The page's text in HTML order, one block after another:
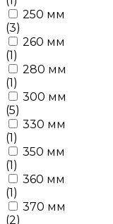
250 мм
(3)
260 мм
(1)
280 мм
(1)
300 мм
(5)
330 мм
(1)
350 мм
(1)
360 мм
(1)
370 мм
(2)